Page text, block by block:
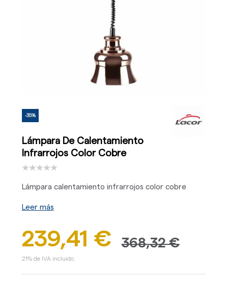
-35%
Lámpara De Calentamiento
Infrarrojos Color Cobre
Lámpara calentamiento infrarrojos color cobre
Leer más
239,41 € 368,32 €
21% de IVA incluido.